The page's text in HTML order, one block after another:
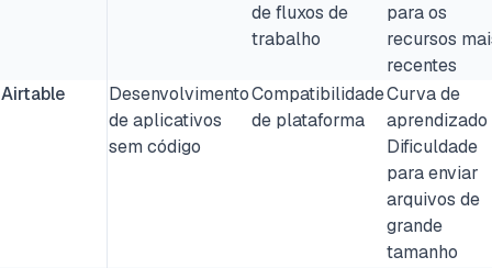
de fluxos de
trabalho
para os
recursos
recentes
Airtable
Desenvolvimento
de aplicativos
sem código
Compatibilidade
de plataforma
Curva de
aprendizado
Dificuldade
para enviar
arquivos de
grande
tamanho